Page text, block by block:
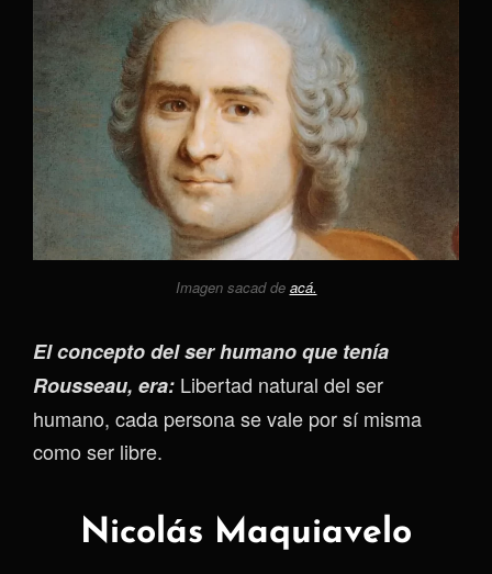
Imagen sacad de acá.
El concepto del ser humano que tenía
Rousseau, era: Libertad natural del ser
humano, cada persona se vale por sí misma
como ser libre.
Nicolás Maquiavelo